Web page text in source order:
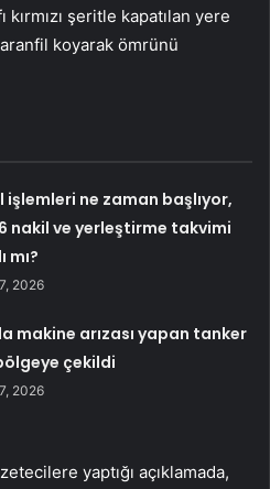
kırmızı şeritle kapatılan yere
koyarak ömrünü
işlemleri ne zaman başlıyor,
nakil ve yerleştirme takvimi
mı?
2026
makine arızası yapan tanker
çekildi
2026
yaptığı açıklamada,